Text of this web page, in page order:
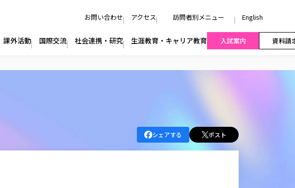
お問い合わせ アクセス 訪問者別メニュー English
課外活動 国際交流 社会連携・研究 生涯教育・キャリア教育 入試案内 資料請
シェアする ポスト